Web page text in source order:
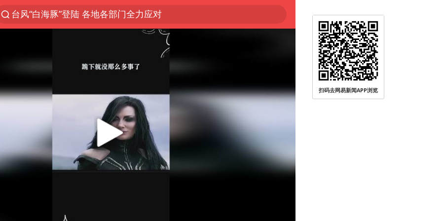
台风“白海豚”登陆 各地各部门全力应对
路虎卫士110 HSE限时降价
我国发现稀散金属独立新矿物——乌斯河锗矿
小沈阳加盟《披荆斩棘》
新疆生产建设兵团生态环境局原局长被查
多地银行上调存款利率
朱一龙的鼻子怎么了
三预警齐发 11个省份有大到暴雨
上海地铁4条线路全线停运
国乒连续两站无缘冠军
扫码去网易新闻APP浏览